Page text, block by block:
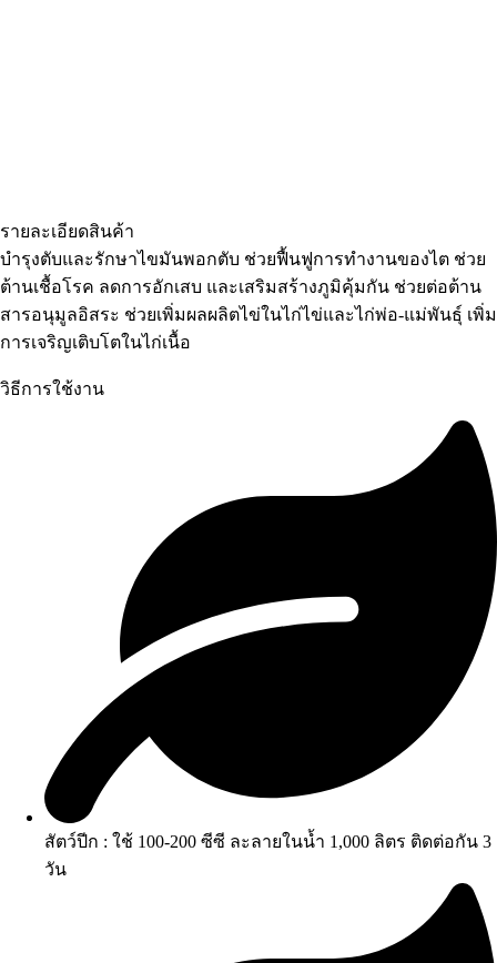
รายละเอียดสินค้า
บำรุงตับและรักษาไขมันพอกตับ ช่วยฟื้นฟูการทำงานของไต ช่วย
ต้านเชื้อโรค ลดการอักเสบ และเสริมสร้างภูมิคุ้มกัน ช่วยต่อต้าน
สารอนุมูลอิสระ ช่วยเพิ่มผลผลิตไข่ในไก่ไข่และไก่พ่อ-แม่พันธุ์ เพิ่ม
การเจริญเติบโตในไก่เนื้อ
วิธีการใช้งาน
สัตว์ปีก : ใช้ 100-200 ซีซี ละลายในน้ำ 1,000 ลิตร ติดต่อกัน 3
วัน